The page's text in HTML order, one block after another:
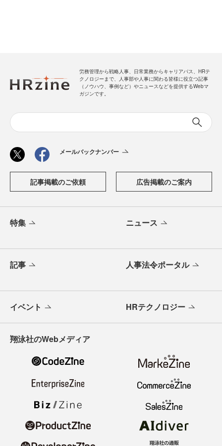
労務管理から戦略人事、日常業務からキャリアパス、HRテ
クノロジーまで、人事部や人事に関わる皆様に役立つ記事
（ノウハウ、事例など）やニュースなどを提供するWebマ
ガジンです。
メールバックナンバー
記事掲載のご依頼 広告掲載のご案内
特集 ニュース
記事 人事法令ポータル
イベント HRテクノロジー
翔泳社のWebメディア